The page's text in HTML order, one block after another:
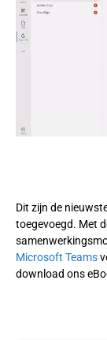
Dit zijn de
toegevoegd. Met
Microsoft Teams
download ons